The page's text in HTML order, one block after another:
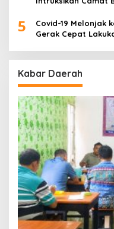
5
Covid-19 Melonjak
Gerak Cepat
Kabar Daerah